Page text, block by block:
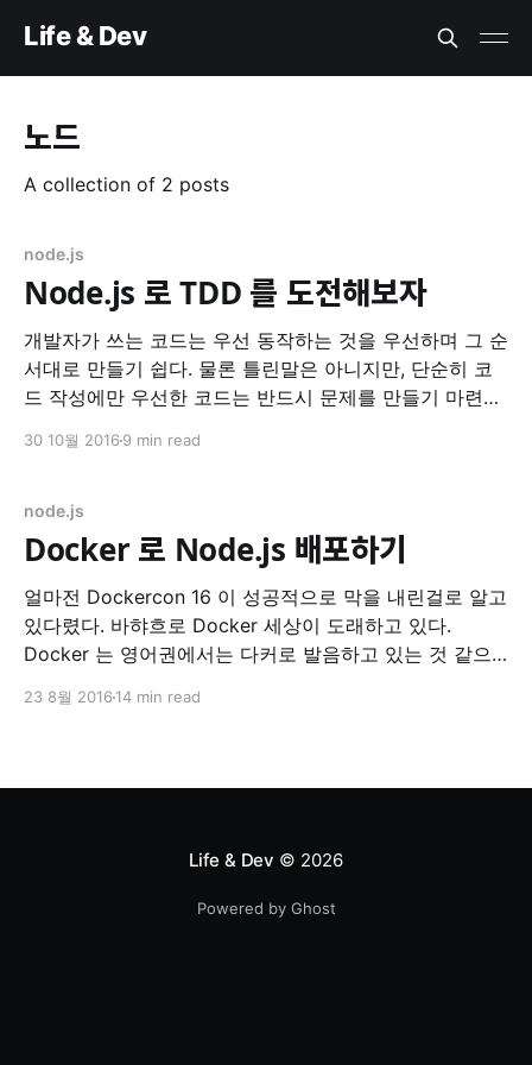
Life & Dev
노드
A collection of 2 posts
node.js
Node.js 로 TDD 를 도전해보자
개발자가 쓰는 코드는 우선 동작하는 것을 우선하며 그 순
서대로 만들기 쉽다. 물론 틀린말은 아니지만, 단순히 코
드 작성에만 우선한 코드는 반드시 문제를 만들기 마련이
Development) 를 왜 해야하는지에 대한 좋은 답변이라
30 10월 2016 9 min read
node.js
Docker 로 Node.js 배포하기
얼마전 Dockercon 16 이 성공적으로 막을 내린걸로 알고
있다렸다. 바햐흐로 Docker 세상이 도래하고 있다.
Docker 는 영어권에서는 다커로 발음하고 있는 것 같으
되지만... Node.js 와 Single-threaded 모델 본격적으로
23 8월 2016 14 min read
Life & Dev © 2026
Powered by Ghost